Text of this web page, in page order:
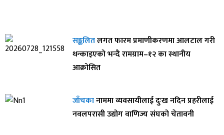
सङ्कलितलगत फारम प्रमाणीकरणमा आलटाल गरी
थन्काइएको भन्दै रामग्राम–१२ का स्थानीय
आक्रोसित
जाँचकानाममा व्यवसायीलाई दुःख नदिन प्रहरीलाई
नवलपरासी उद्योग वाणिज्य संघको चेतावनी